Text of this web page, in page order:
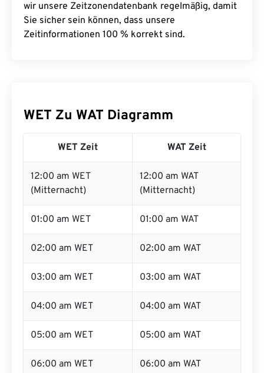
wir unsere Zeitzonendatenbank regelmäßig, damit
Sie sicher sein können, dass unsere
Zeitinformationen 100 % korrekt sind.
WET Zu WAT Diagramm
WET Zeit WAT Zeit
12:00 am WET
(Mitternacht)
12:00 am WAT
(Mitternacht)
01:00 am WET 01:00 am WAT
02:00 am WET 02:00 am WAT
03:00 am WET 03:00 am WAT
04:00 am WET 04:00 am WAT
05:00 am WET 05:00 am WAT
06:00 am WET 06:00 am WAT